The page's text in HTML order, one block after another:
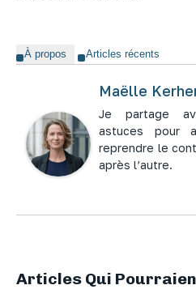
À propos Articles récents
Maëlle
Je partage
astuces pour
reprendre le
après l’autre.
Articles Qui